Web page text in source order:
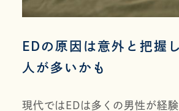
EDの原因は意外と把握
人が多いかも
現代ではEDは多くの男性が経